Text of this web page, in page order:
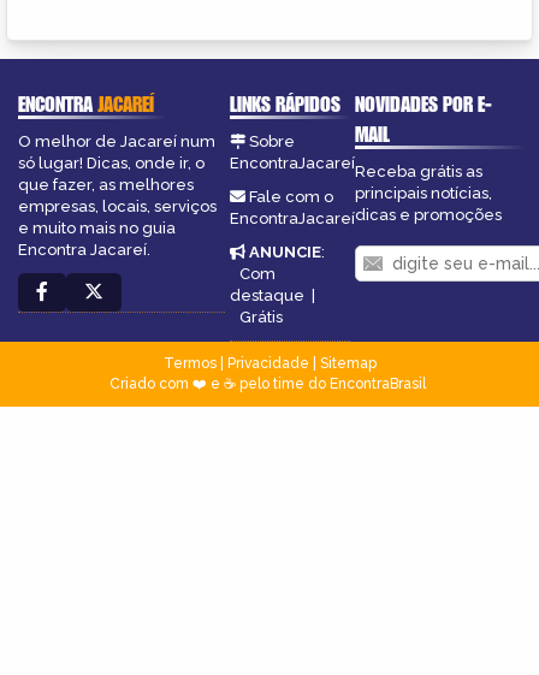
ENCONTRAJACAREÍ
O melhor de Jacareí num
só lugar! Dicas, onde ir, o
que fazer, as melhores
empresas, locais, serviços
e muito mais no guia
Encontra Jacareí.
LINKS RÁPIDOS
Sobre
EncontraJacareí
Fale com o
EncontraJacareí
ANUNCIE:
Com
destaque |
Grátis
NOVIDADES POR E-
MAIL
Receba grátis as
principais notícias,
dicas e promoções
Termos| Privacidade
Sitemap
Criado com ❤️ e ☕ pelo time do EncontraBrasil